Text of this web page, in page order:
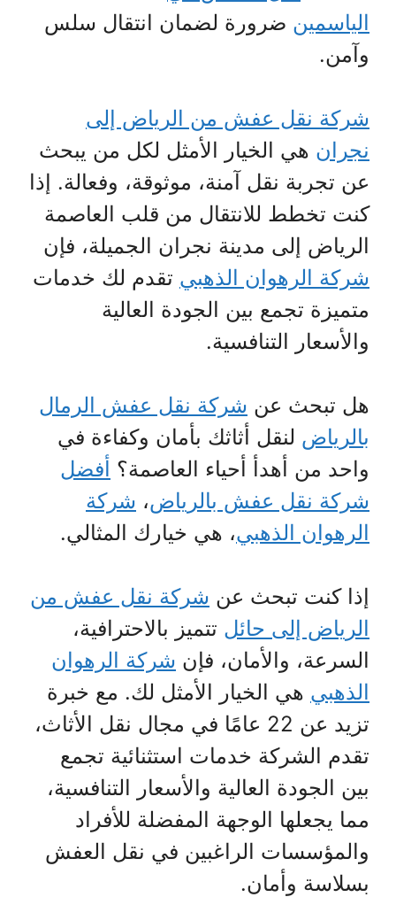
الياسمين ضرورة لضمان انتقال سلس
وآمن.
شركة نقل عفش من الرياض إلى
نجران هي الخيار الأمثل لكل من يبحث
عن تجربة نقل آمنة، موثوقة، وفعالة. إذا
كنت تخطط للانتقال من قلب العاصمة
الرياض إلى مدينة نجران الجميلة، فإن
شركة الرهوان الذهبي تقدم لك خدمات
متميزة تجمع بين الجودة العالية
والأسعار التنافسية.
هل تبحث عن شركة نقل عفش الرمال
بالرياض لنقل أثاثك بأمان وكفاءة في
واحد من أهدأ أحياء العاصمة؟ أفضل
شركة نقل عفش بالرياض، شركة
الرهوان الذهبي، هي خيارك المثالي.
إذا كنت تبحث عن شركة نقل عفش من
الرياض إلى حائل تتميز بالاحترافية،
السرعة، والأمان، فإن شركة الرهوان
الذهبي هي الخيار الأمثل لك. مع خبرة
تزيد عن 22 عامًا في مجال نقل الأثاث،
تقدم الشركة خدمات استثنائية تجمع
بين الجودة العالية والأسعار التنافسية،
مما يجعلها الوجهة المفضلة للأفراد
والمؤسسات الراغبين في نقل العفش
بسلاسة وأمان.